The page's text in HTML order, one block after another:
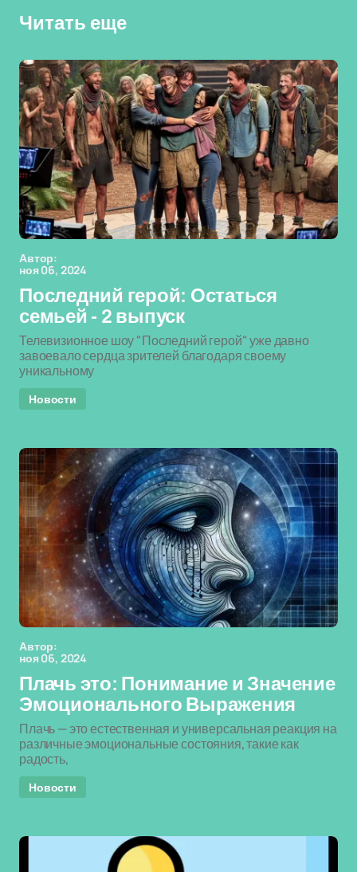
Читать еще
Автор:
ноя 06, 2024
Последний герой: Остаться
семьей - 2 выпуск
Телевизионное шоу "Последний герой" уже давно
завоевало сердца зрителей благодаря своему
уникальному
Новости
Автор:
ноя 06, 2024
Плачь это: Понимание и Значение
Эмоционального Выражения
Плачь — это естественная и универсальная реакция на
различные эмоциональные состояния, такие как
радость,
Новости